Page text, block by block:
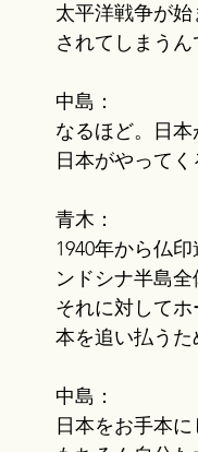
太平洋戦争が
されてしまうん
中島：
なるほど。日
日本がやってく
青木：
1940年から仏
ンドシナ半島全
それに対して
本を追い払うた
中島：
日本をお手本